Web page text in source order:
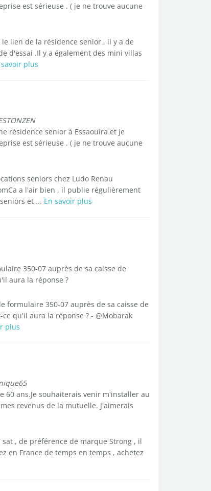
est sérieuse . ( je ne trouve aucune
lien de la résidence senior , il y a de
d'essai .Il y a également des mini villas
savoir plus
résidence senior à Essaouira et je
est sérieuse . ( je ne trouve aucune
seniors chez Ludo Renau
a l'air bien , il publie régulièrement
et ... En savoir plus
350-07 auprès de sa caisse de
aura la réponse ?
formulaire 350-07 auprès de sa caisse de
qu'il aura la réponse ? - @Mobarak
plus
60 ans.Je souhaiterais venir m'installer au
revenus de la mutuelle. J'aimerais
, de préférence de marque Strong , il
en France de temps en temps , achetez